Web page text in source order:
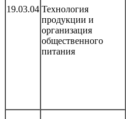
19.03.04 Технология
продукции и
организация
общественного
питания